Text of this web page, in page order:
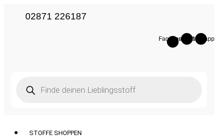
02871 226187
Facebook-InstagramWhatsapp
search
STOFFE SHOPPEN